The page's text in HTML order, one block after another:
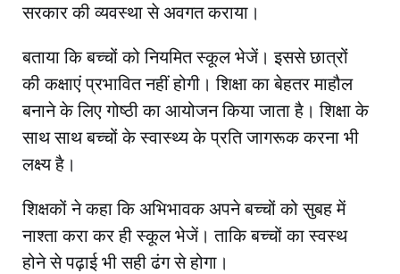
सरकार की व्यवस्था से अवगत कराया।
बताया कि बच्चों को नियमित स्कूल भेजें। इससे छात्रों
की कक्षाएं प्रभावित नहीं होगी। शिक्षा का बेहतर माहौल
बनाने के लिए गोष्ठी का आयोजन किया जाता है। शिक्षा के
साथ साथ बच्चों के स्वास्थ्य के प्रति जागरूक करना भी
लक्ष्य है।
शिक्षकों ने कहा कि अभिभावक अपने बच्चों को सुबह में
नाश्ता करा कर ही स्कूल भेजें। ताकि बच्चों का स्वस्थ
होने से पढ़ाई भी सही ढंग से होगा।